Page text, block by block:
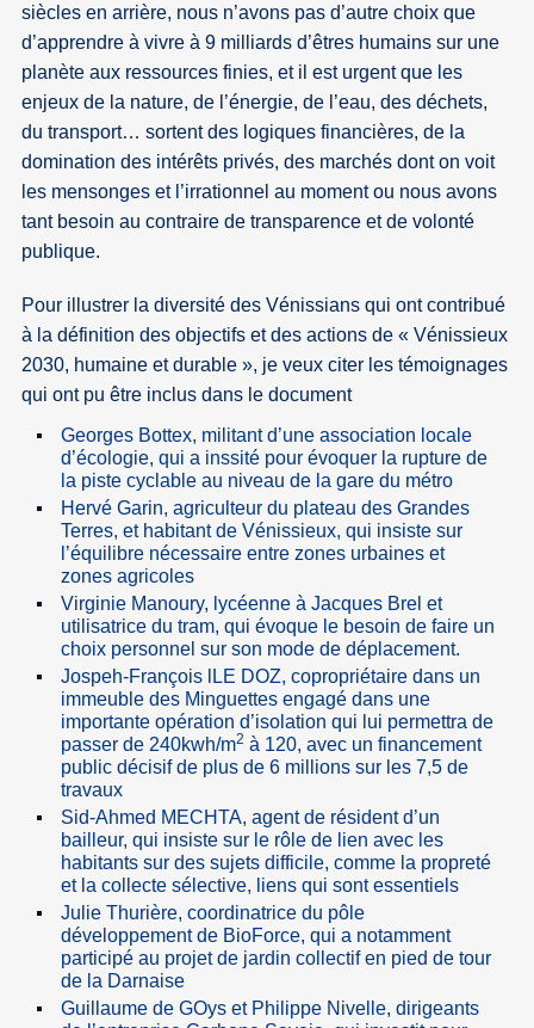
siècles en arrière, nous n’avons pas d’autre choix que
d’apprendre à vivre à 9 milliards d’êtres humains sur une
planète aux ressources finies, et il est urgent que les
enjeux de la nature, de l’énergie, de l’eau, des déchets,
du transport… sortent des logiques financières, de la
domination des intérêts privés, des marchés dont on voit
les mensonges et l’irrationnel au moment ou nous avons
tant besoin au contraire de transparence et de volonté
publique.
Pour illustrer la diversité des Vénissians qui ont contribué
à la définition des objectifs et des actions de « Vénissieux
2030, humaine et durable », je veux citer les témoignages
qui ont pu être inclus dans le document
Georges Bottex, militant d’une association locale
d’écologie, qui a inssité pour évoquer la rupture de
la piste cyclable au niveau de la gare du métro
Hervé Garin, agriculteur du plateau des Grandes
Terres, et habitant de Vénissieux, qui insiste sur
l’équilibre nécessaire entre zones urbaines et
zones agricoles
Virginie Manoury, lycéenne à Jacques Brel et
utilisatrice du tram, qui évoque le besoin de faire un
choix personnel sur son mode de déplacement.
Jospeh-François lLE DOZ, copropriétaire dans un
immeuble des Minguettes engagé dans une
importante opération d’isolation qui lui permettra de
passer de 240kwh/m2 à 120, avec un financement
public décisif de plus de 6 millions sur les 7,5 de
travaux
Sid-Ahmed MECHTA, agent de résident d’un
bailleur, qui insiste sur le rôle de lien avec les
habitants sur des sujets difficile, comme la propreté
et la collecte sélective, liens qui sont essentiels
Julie Thurière, coordinatrice du pôle
développement de BioForce, qui a notamment
participé au projet de jardin collectif en pied de tour
de la Darnaise
Guillaume de GOys et Philippe Nivelle, dirigeants